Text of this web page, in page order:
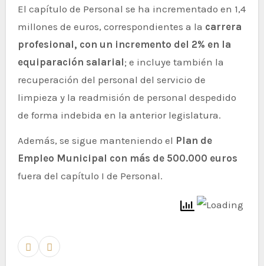
El capítulo de Personal se ha incrementado en 1,4
millones de euros, correspondientes a la carrera
profesional, con un incremento del 2% en la
equiparación salarial; e incluye también la
recuperación del personal del servicio de
limpieza y la readmisión de personal despedido
de forma indebida en la anterior legislatura.
Además, se sigue manteniendo el Plan de
Empleo Municipal con más de 500.000 euros
fuera del capítulo I de Personal.